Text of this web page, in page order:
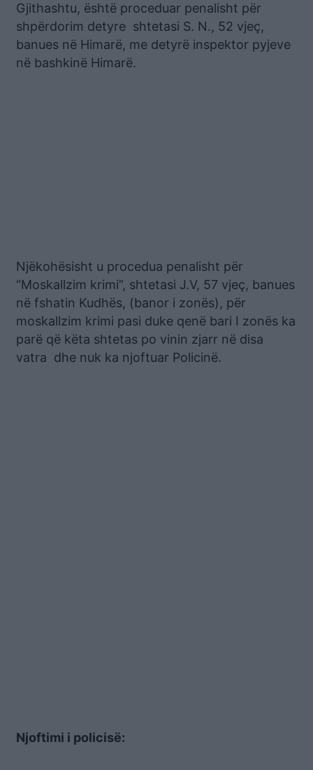
Gjithashtu, është proceduar penalisht për
shpërdorim detyre shtetasi S. N., 52 vjeç,
banues në Himarë, me detyrë inspektor pyjeve
në bashkinë Himarë.
Njëkohësisht u procedua penalisht për
“Moskallzim krimi”, shtetasi J.V, 57 vjeç, banues
në fshatin Kudhës, (banor i zonës), për
moskallzim krimi pasi duke qenë bari I zonës ka
parë që këta shtetas po vinin zjarr në disa
vatra dhe nuk ka njoftuar Policinë.
Njoftimi i policisë: